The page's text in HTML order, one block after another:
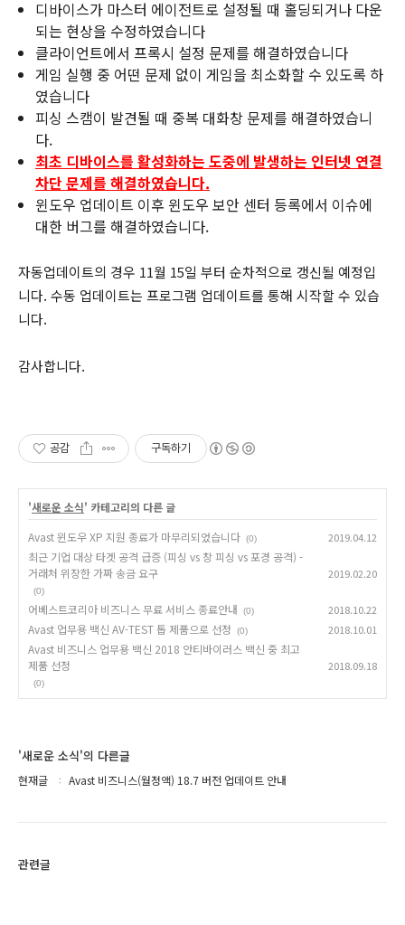
디바이스가 마스터 에이전트로 설정될 때 홀딩되거나 다운
되는 현상을 수정하였습니다
클라이언트에서 프록시 설정 문제를 해결하였습니다
게임 실행 중 어떤 문제 없이 게임을 최소화할 수 있도록 하
였습니다
피싱 스캠이 발견될 때 중복 대화창 문제를 해결하였습니
다.
최초 디바이스를 활성화하는 도중에 발생하는 인터넷 연결
차단 문제를 해결하였습니다.
윈도우 업데이트 이후 윈도우 보안 센터 등록에서 이슈에
대한 버그를 해결하였습니다.
자동업데이트의 경우 11월 15일 부터 순차적으로 갱신될 예정입
니다. 수동 업데이트는 프로그램 업데이트를 통해 시작할 수 있습
니다.
감사합니다.
공감 구독하기
'새로운 소식' 카테고리의 다른 글
Avast 윈도우 XP 지원 종료가 마무리되었습니다 (0) 2019.04.12
최근 기업 대상 타겟 공격 급증 (피싱 vs 창 피싱 vs 포경 공격) -
거래처 위장한 가짜 송금 요구
(0)
2019.02.20
어베스트코리아 비즈니스 무료 서비스 종료안내 (0) 2018.10.22
Avast 업무용 백신 AV-TEST 톱 제품으로 선정 (0) 2018.10.01
Avast 비즈니스 업무용 백신 2018 안티바이러스 백신 중 최고
제품 선정
(0)
2018.09.18
'새로운 소식'의 다른글
현재글 Avast 비즈니스(월정액) 18.7 버전 업데이트 안내
관련글